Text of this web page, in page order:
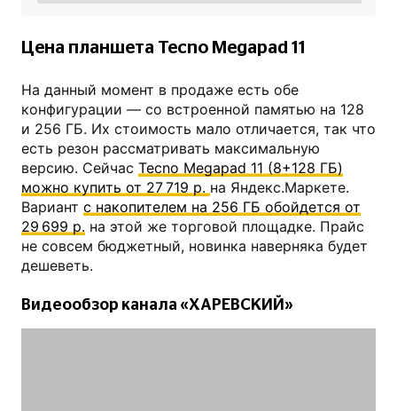
Цена планшета Tecno Megapad 11
На данный момент в продаже есть обе
конфигурации — со встроенной памятью на 128
и 256 ГБ. Их стоимость мало отличается, так что
есть резон рассматривать максимальную
версию. Сейчас Tecno Megapad 11 (8+128 ГБ)
можно купить от 27 719 р. на Яндекс.Маркете.
Вариант с накопителем на 256 ГБ обойдется от
29 699 р. на этой же торговой площадке. Прайс
не совсем бюджетный, новинка наверняка будет
дешеветь.
Видеообзор канала «ХАРЕВСКИЙ»